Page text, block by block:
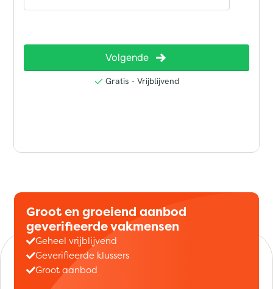
Groot en groeiend aanbod
geverifieerde vakmensen
Geheel vrijblijvend
Geverifieerde klussers
Groot aanbod